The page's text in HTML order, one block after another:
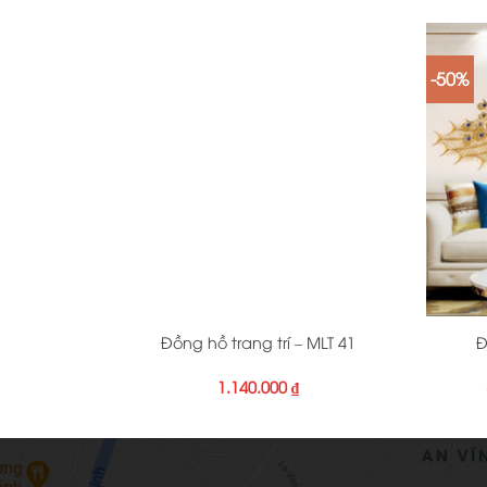
Đồng hồ trang trí – MLT 41
1.140.000₫
-50%